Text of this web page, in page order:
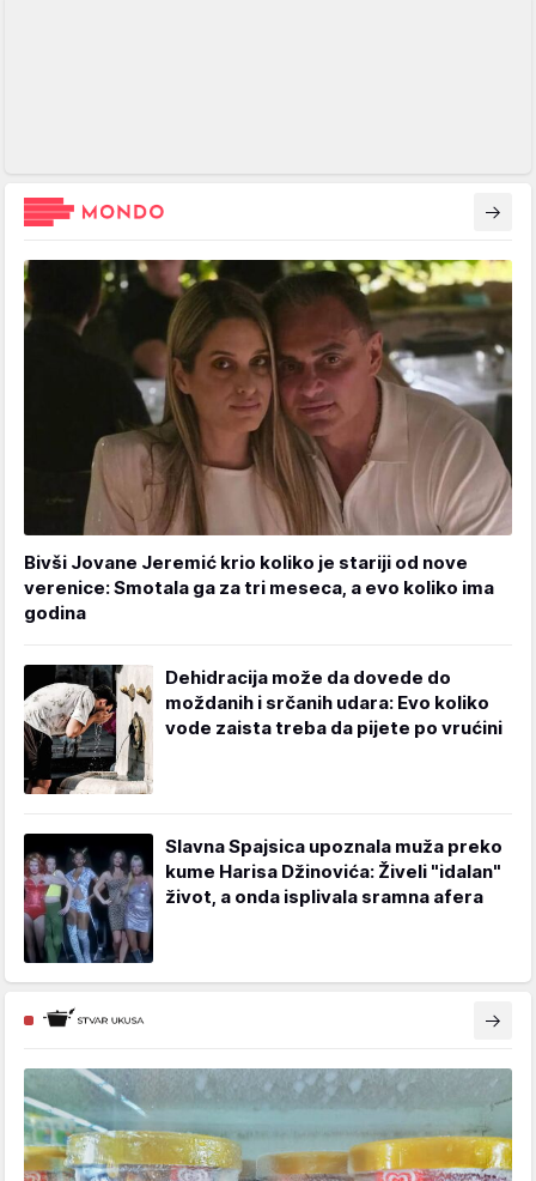
Bivši Jovane Jeremić krio koliko je stariji od nove
verenice: Smotala ga za tri meseca, a evo koliko ima
godina
Dehidracija može da dovede do
moždanih i srčanih udara: Evo koliko
vode zaista treba da pijete po vrućini
Slavna Spajsica upoznala muža preko
kume Harisa Džinovića: Živeli "idalan"
život, a onda isplivala sramna afera